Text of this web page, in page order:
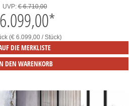
UVP:€ 6.710,00
6.099,00*
(€ 6.099,00 / Stück)
DIE MERKLISTE
DEN WARENKORB